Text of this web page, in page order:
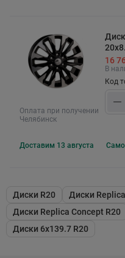
Оплата при получении
Челябинск
16
В
Код
Доставим 13 августа
Диски R20
Диски
Диски Replica Concept R20
Диски 6x139.7 R20